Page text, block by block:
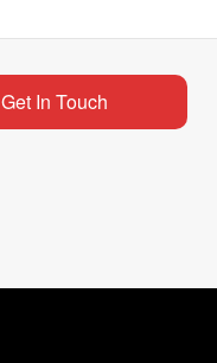
Get In Touch